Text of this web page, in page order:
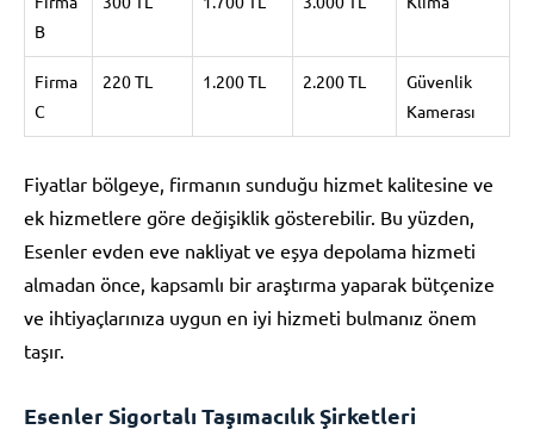
B
Firma
C
220 TL 1.200 TL 2.200 TL
Güvenlik
Kamerası
Fiyatlar bölgeye, firmanın sunduğu hizmet kalitesine ve
ek hizmetlere göre değişiklik gösterebilir. Bu yüzden,
Esenler evden eve nakliyat ve eşya depolama hizmeti
almadan önce, kapsamlı bir araştırma yaparak bütçenize
ve ihtiyaçlarınıza uygun en iyi hizmeti bulmanız önem
taşır.
Esenler Sigortalı Taşımacılık Şirketleri